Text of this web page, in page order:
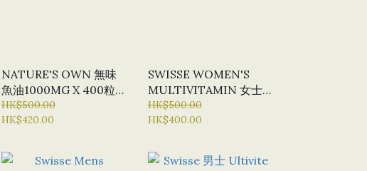
NATURE'S OWN 無味
魚油1000MG X 400粒
(400粒裝新貨) - 半價優
惠
HK$500.00
HK$420.00
SWISSE WOMEN'S
MULTIVITAMIN 女士
複合維生素 65+ X 60片
HK$500.00
HK$400.00